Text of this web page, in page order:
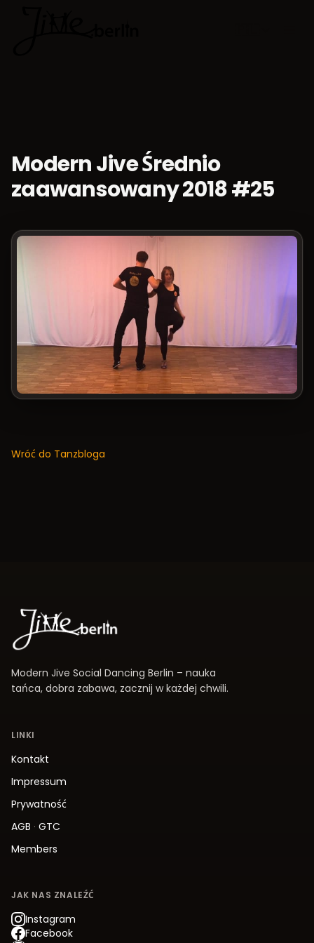
Modern Jive Średnio
zaawansowany 2018 #25
Wróć do Tanzbloga
Modern Jive Social Dancing Berlin – nauka
tańca, dobra zabawa, zacznij w każdej chwili.
LINKI
Kontakt
Impressum
Prywatność
AGB · GTC
Members
JAK NAS ZNALEŹĆ
Instagram
Facebook